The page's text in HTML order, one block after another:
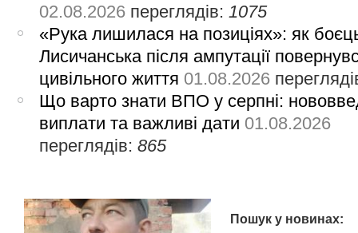
02.08.2026 переглядів: 1075
«Рука лишилася на позиціях»: як
Лисичанська після ампутації
цивільного життя 01.08.2026
Що варто знати ВПО у серпні:
виплати та важливі дати 01.08.2026
переглядів:865
Пошук у новинах: